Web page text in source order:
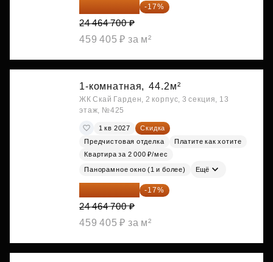
20 305 701 ₽ -17%
24 464 700 ₽
459 405 ₽ за м²
1-комнатная, 44.2м²
ЖК Скай Гарден, 2 корпус, 3 секция, 13
этаж, №425
1 кв 2027
Скидка
Предчистовая отделка
Платите как хотите
Квартира за 2 000 ₽/мес
Панорамное окно (1 и более) Ещё
20 305 701 ₽ -17%
24 464 700 ₽
459 405 ₽ за м²